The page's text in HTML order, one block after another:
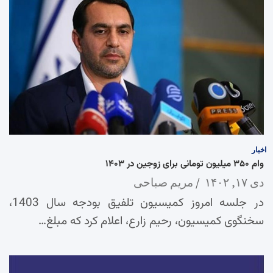
اخبار
وام ۳۵۰ میلیون تومانی برای زوجین در ۱۴۰۳
دی ۱۷, ۱۴۰۲ مریم صباحی
در جلسه امروز کمیسیون تلفیق بودجه سال 1403،
سخنگوی کمیسیون، رحیم زارع، اعلام کرد که مبلغ…